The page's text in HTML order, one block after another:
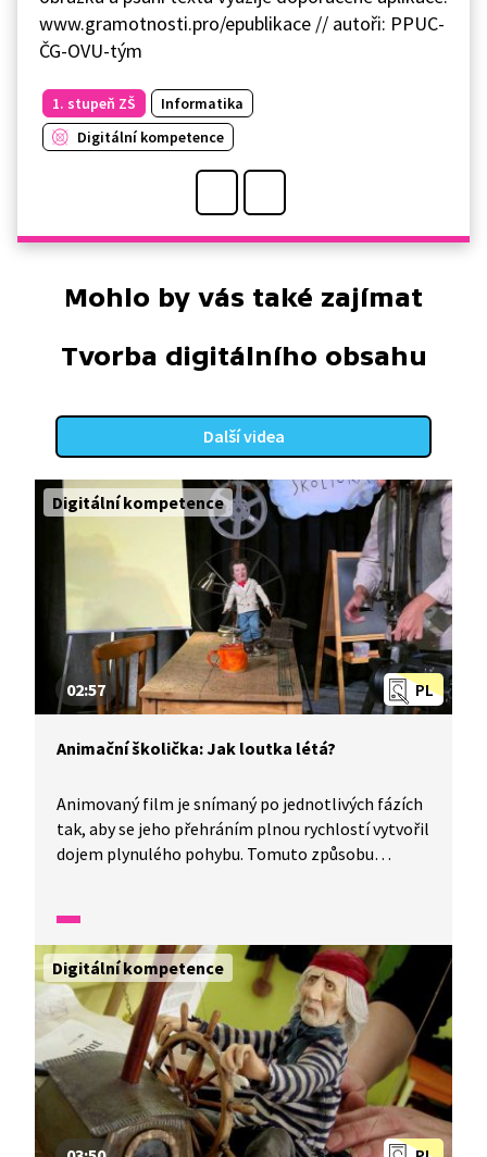
www.gramotnosti.pro/epublikace // autoři: PPUC-
ČG-OVU-tým
1. stupeň ZŠ
Informatika
Digitální kompetence
Mohlo by vás také zajímat
Tvorba digitálního obsahu
Další videa
Digitální kompetence
PL
02:57
Animační školička: Jak loutka létá?
Animovaný film je snímaný po jednotlivých fázích
tak, aby se jeho přehráním plnou rychlostí vytvořil
dojem plynulého pohybu. Tomuto způsobu
Jak? Připravte si tužku, papír, jednoduché
předměty, fotoaparát a vyzkoušejte si, jak se dělá
animovaný film.
Digitální kompetence